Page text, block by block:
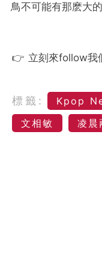
鳥不可能有那麽大
👉 立刻來follow我
標籤: Kpop
文相敏
凌晨